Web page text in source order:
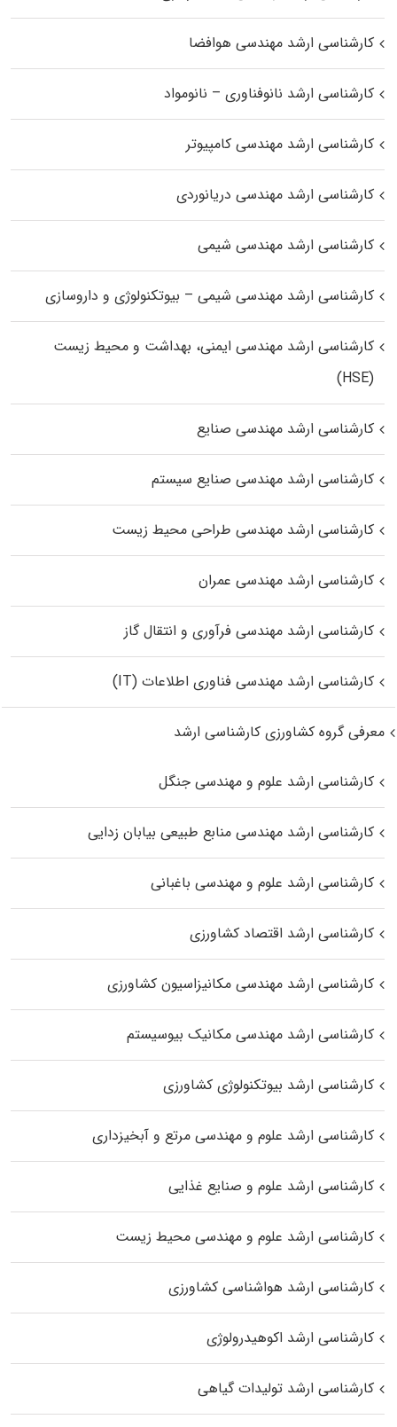
کارشناسی ارشد مهندسی هوافضا
کارشناسی ارشد نانوفناوری – نانومواد
کارشناسی ارشد مهندسی کامپیوتر
کارشناسی ارشد مهندسی دریانوردی
کارشناسی ارشد مهندسی شیمی
کارشناسی ارشد مهندسی شیمی – بیوتکنولوژی و داروسازی
کارشناسی ارشد مهندسی ایمنی، بهداشت و محیط زیست
(HSE)
کارشناسی ارشد مهندسی صنایع
کارشناسی ارشد مهندسی صنایع سیستم
کارشناسی ارشد مهندسی طراحی محیط زیست
کارشناسی ارشد مهندسی عمران
کارشناسی ارشد مهندسی فرآوری و انتقال گاز
کارشناسی ارشد مهندسی فناوری اطلاعات (IT)
معرفی گروه کشاورزی کارشناسی ارشد
کارشناسی ارشد علوم و مهندسی جنگل
کارشناسی ارشد مهندسی منابع طبیعی بیابان زدایی
کارشناسی ارشد علوم و مهندسی باغبانی
کارشناسی ارشد اقتصاد کشاورزی
کارشناسی ارشد مهندسی مکانیزاسیون کشاورزی
کارشناسی ارشد مهندسی مکانیک بیوسیستم
کارشناسی ارشد بیوتکنولوژی کشاورزی
کارشناسی ارشد علوم و مهندسی مرتع و آبخیزداری
کارشناسی ارشد علوم و صنایع غذایی
کارشناسی ارشد علوم و مهندسی محیط زیست
کارشناسی ارشد هواشناسی کشاورزی
کارشناسی ارشد اکوهیدرولوژی
کارشناسی ارشد تولیدات گیاهی